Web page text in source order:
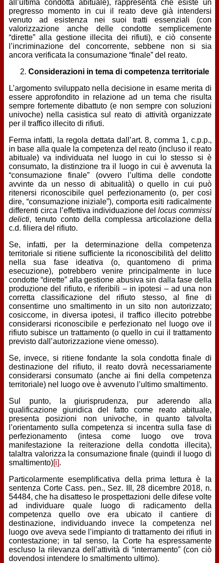
all’ultima condotta abituale), rappresenta che esiste un
pregresso momento in cui il reato deve già intendersi
venuto ad esistenza nei suoi tratti essenziali (con
valorizzazione anche delle condotte semplicemente
“dirette” alla gestione illecita dei rifiuti), e ciò consente
l’incriminazione del concorrente, sebbene non si sia
ancora verificata la consumazione “finale” del reato.
Considerazioni in tema di competenza territoriale
L’argomento sviluppato nella decisione in esame merita di
essere approfondito in relazione ad un tema che risulta
sempre fortemente dibattuto (e non sempre con soluzioni
univoche) nella casistica sul reato di attività organizzate
per il traffico illecito di rifiuti.
Ferma infatti, la regola dettata dall’art. 8, comma 1, c.p.p.,
in base alla quale la competenza del reato (incluso il reato
abituale) va individuata nel luogo in cui lo stesso si è
consumato, la distinzione tra il luogo in cui è avvenuta la
“consumazione finale” (ovvero l’ultima delle condotte
avvinte da un nesso di abitualità) o quello in cui può
ritenersi riconoscibile quel perfezionamento (o, per così
dire, “consumazione iniziale”), comporta esiti radicalmente
differenti circa l’effettiva individuazione dellocus commissi
delicti, tenuto conto della complessa articolazione della
c.d. filiera del rifiuto.
Se, infatti, per la determinazione della competenza
territoriale si ritiene sufficiente la riconoscibilità del delitto
nella sua fase ideativa (o, quantomeno di prima
esecuzione), potrebbero venire principalmente in luce
condotte “dirette” alla gestione abusiva sin dalla fase della
produzione del rifiuto, e riferibili – in ipotesi – ad una non
corretta classificazione del rifiuto stesso, al fine di
consentirne uno smaltimento in un sito non autorizzato;
cosiccome, in diversa ipotesi, il traffico illecito potrebbe
considerarsi riconoscibile e perfezionato nel luogo ove il
rifiuto subisce un trattamento (o quello in cui il trattamento
previsto dall’autorizzazione viene omesso).
Se, invece, si ritiene fondante la sola condotta finale di
destinazione del rifiuto, il reato dovrà necessariamente
considerarsi consumato (anche ai fini della competenza
territoriale) nel luogo ove è avvenuto l’ultimo smaltimento.
Sul punto, la giurisprudenza, pur aderendo alla
qualificazione giuridica del fatto come reato abituale,
presenta posizioni non univoche, in quanto talvolta
l’orientamento sulla competenza si incentra sulla fase di
perfezionamento (intesa come luogo ove trova
manifestazione la reiterazione della condotta illecita),
talaltra valorizza la consumazione finale (quindi il luogo di
smaltimento)[i].
Particolarmente esemplificativa della prima lettura è la
sentenza Corte Cass. pen., Sez. III, 28 dicembre 2018, n.
54484, che ha disatteso le prospettazioni delle difese volte
ad individuare quale luogo di radicamento della
competenza quello ove era ubicato il cantiere di
destinazione, individuando invece la competenza nel
luogo ove aveva sede l’impianto di trattamento dei rifiuti in
contestazione; in tal senso, la Corte ha espressamente
escluso la rilevanza dell’attività di “interramento” (con ciò
dovendosi intendere lo smaltimento ultimo).